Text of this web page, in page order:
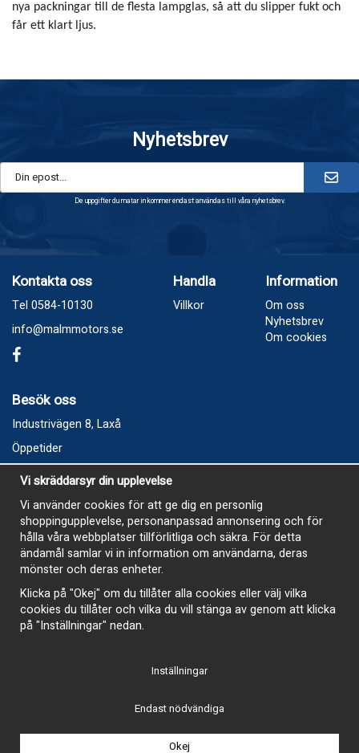
nya packningar till de flesta lampglas, så att du slipper fukt och
får ett klart ljus.
Nyhetsbrev
De uppgifter du matar in kommer endast användas till våra nyhetsbrev.
Kontakta oss
Tel 0584-10130
info@malmmotors.se
Handla
Villkor
Information
Om oss
Nyhetsbrev
Om cookies
Besök oss
Industrivägen 8, Laxå
Öppetider
Vecka 32
Måndag kl 9-12, kl 13 - 15
Onsdag kl 9-12, kl 13 - 15
Tisdag, Tordag och Fredag stängt
E-Handelsbutiken är öppen och paket skickas hela
sommaren
Vi skräddarsyr din upplevelse
Vi använder cookies för att ge dig en personlig
shoppingupplevelse, personanpassad annonsering och för
hålla våra webbplatser tillförlitliga och säkra. För detta
ändamål samlar vi in information om användarna, deras
mönster och deras enheter.
Klicka på "Okej" om du tillåter alla cookies eller välj vilka
cookies du tillåter och vilka du vill stänga av genom att klicka
på "Inställningar" nedan.
Inställningar
Endast nödvändiga
Okej